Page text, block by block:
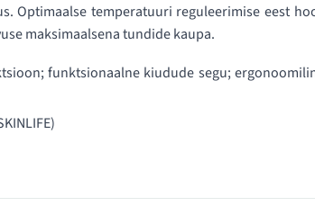
Optimaalse temperatuuri reguleerimise eest
maksimaalsena tundide kaupa.
funktsionaalne kiudude segu;